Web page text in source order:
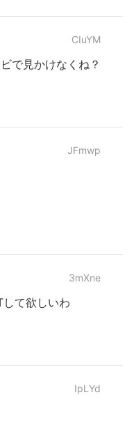
CIuYM
で見かけなくね？
JFmwp
3mXne
して欲しいわ
IpLYd